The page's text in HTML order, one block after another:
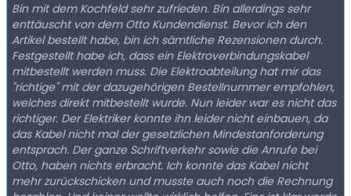
Bin mit dem Kochfeld sehr zufrieden. Bin allerdings sehr
enttäuscht von dem Otto Kundendienst. Bevor ich den
Artikel bestellt habe, bin ich sämtliche Rezensionen durch.
Festgestellt habe ich, dass ein Elektroverbindungskabel
mitbestellt werden muss. Die Elektroabteilung hat mir das
"richtige" mit der dazugehörigen Bestellnummer empfohlen,
welches direkt mitbestellt wurde. Nun leider war es nicht das
richtiger. Der Elektriker konnte ihn leider nicht einbauen, da
das Kabel nicht mal der gesetzlichen Mindestanforderung
entsprach. Der ganze Schriftverkehr sowie die Anrufe bei
Otto, haben nichts erbracht. Ich konnte das Kabel nicht
mehr zurückschicken und musste auch noch die Rechnung